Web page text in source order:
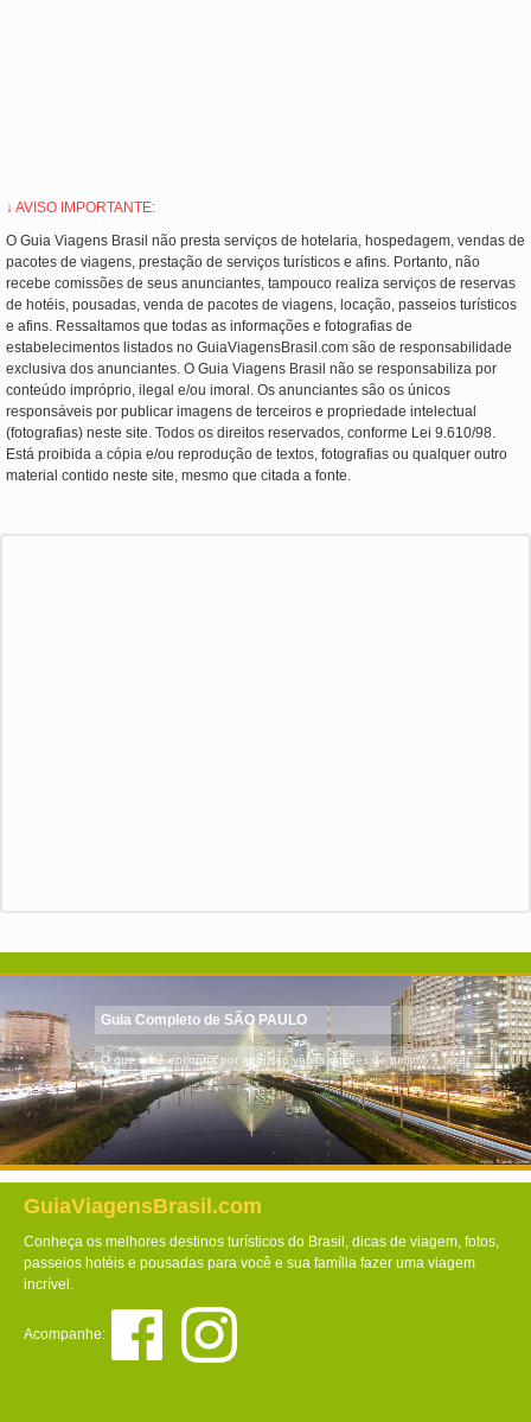
↓ AVISO IMPORTANTE:
O Guia Viagens Brasil não presta serviços de hotelaria, hospedagem, vendas de
pacotes de viagens, prestação de serviços turísticos e afins. Portanto, não
recebe comissões de seus anunciantes, tampouco realiza serviços de reservas
de hotéis, pousadas, venda de pacotes de viagens, locação, passeios turísticos
e afins. Ressaltamos que todas as informações e fotografias de
estabelecimentos listados no GuiaViagensBrasil.com são de responsabilidade
exclusiva dos anunciantes. O Guia Viagens Brasil não se responsabiliza por
conteúdo impróprio, ilegal e/ou imoral. Os anunciantes são os únicos
responsáveis por publicar imagens de terceiros e propriedade intelectual
(fotografias) neste site. Todos os direitos reservados, conforme Lei 9.610/98.
Está proibida a cópia e/ou reprodução de textos, fotografias ou qualquer outro
material contido neste site, mesmo que citada a fonte.
Guia Completo de SÃO PAULO
O que você encontra por aqui são várias opções de turismo e lazer.
GuiaViagensBrasil.com
Conheça os melhores destinos turísticos do Brasil, dicas de viagem, fotos,
passeios hotéis e pousadas para você e sua família fazer uma viagem
incrível.
Acompanhe: